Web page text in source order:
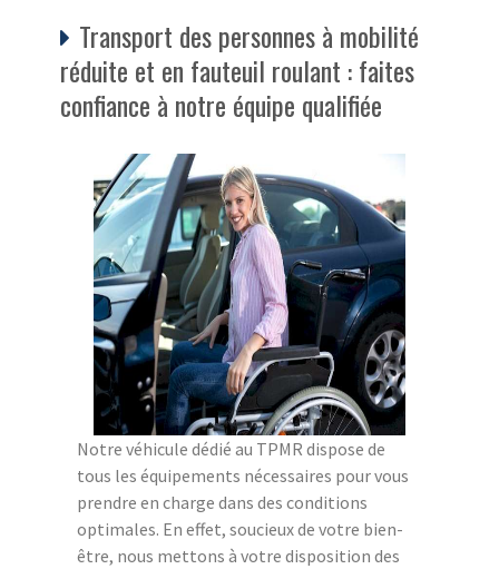
Transport des personnes à mobilité
réduite et en fauteuil roulant : faites
confiance à notre équipe qualifiée
Notre véhicule dédié au TPMR dispose de
tous les équipements nécessaires pour vous
prendre en charge dans des conditions
optimales. En effet, soucieux de votre bien-
être, nous mettons à votre disposition des